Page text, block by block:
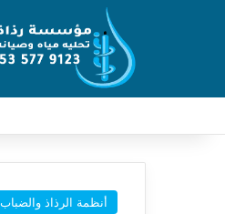
أنظمة الرذاذ والضباب